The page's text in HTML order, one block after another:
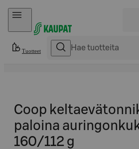
Hyppää sisältöön
Tuotteet
Coop
paloina
160/112 g